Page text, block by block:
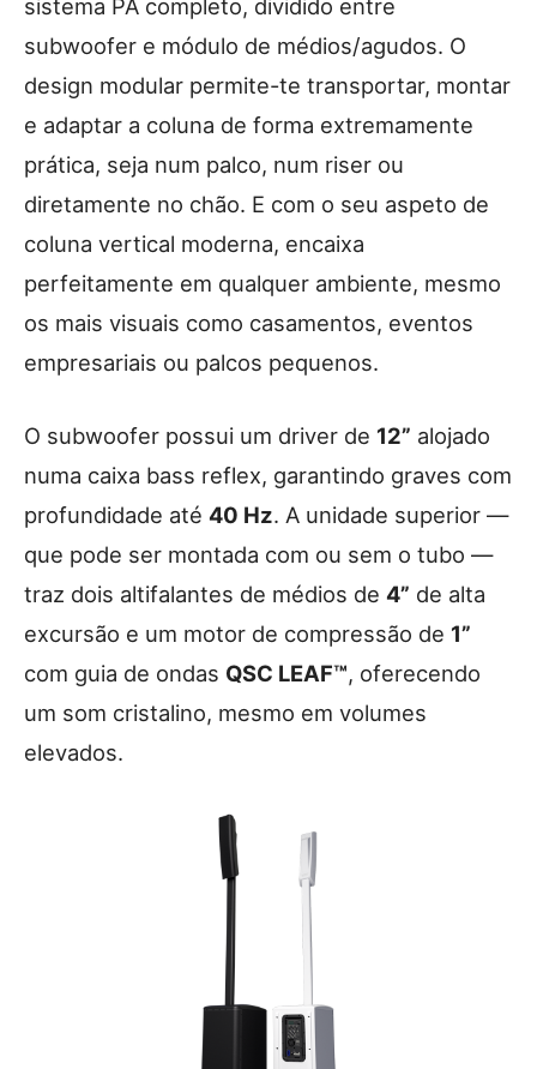
sistema PA completo, dividido entre
subwoofer e módulo de médios/agudos. O
design modular permite-te transportar, montar
e adaptar a coluna de forma extremamente
prática, seja num palco, num riser ou
diretamente no chão. E com o seu aspeto de
coluna vertical moderna, encaixa
perfeitamente em qualquer ambiente, mesmo
os mais visuais como casamentos, eventos
empresariais ou palcos pequenos.
O subwoofer possui um driver de 12” alojado
numa caixa bass reflex, garantindo graves com
profundidade até 40 Hz. A unidade superior —
que pode ser montada com ou sem o tubo —
traz dois altifalantes de médios de 4” de alta
excursão e um motor de compressão de 1”
com guia de ondas QSC LEAF™, oferecendo
um som cristalino, mesmo em volumes
elevados.